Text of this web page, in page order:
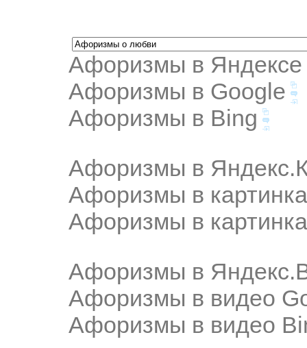
Афоризмы в Яндексе
Афоризмы в Google
Афоризмы в Bing
Афоризмы в
Афоризмы в
Афоризмы в
Афоризмы в
Афоризмы в видео
Афоризмы в видео